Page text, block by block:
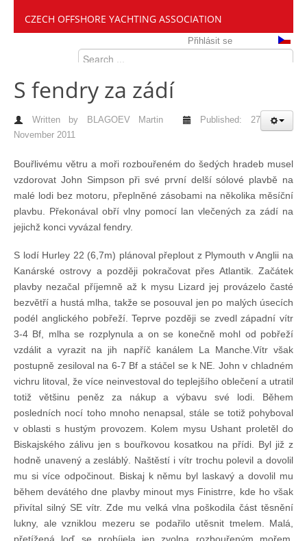
CZECH OFFSHORE YACHTING ASSOCIATION
Přihlásit se
S fendry za zádí
Written by BLAGOEV Martin
Published: 27
November 2011
Bouřlivému větru a moři rozbouřeném do šedých hradeb musel
vzdorovat John Simpson při své první delší sólové plavbě na
malé lodi bez motoru, přeplněné zásobami na několika měsíční
plavbu. Překonával obří vlny pomocí lan vlečených za zádí na
jejichž konci vyvázal fendry.
S lodí Hurley 22 (6,7m) plánoval přeplout z Plymouth v Anglii na
Kanárské ostrovy a později pokračovat přes Atlantik. Začátek
plavby nezačal příjemně až k mysu Lizard jej provázelo časté
bezvětří a hustá mlha, takže se posouval jen po malých úsecích
podél anglického pobřeží. Teprve později se zvedl západní vítr
3-4 Bf, mlha se rozplynula a on se konečně mohl od pobřeží
vzdálit a vyrazit na jih napříč kanálem La Manche.Vítr však
postupně zesiloval na 6-7 Bf a stáčel se k NE. John v chladném
vichru litoval, že více neinvestoval do teplejšího oblečení a utratil
totiž většinu peněz za nákup a výbavu své lodi. Během
posledních nocí toho mnoho nenapsal, stále se totiž pohyboval
v oblasti s hustým provozem. Kolem mysu Ushant proletěl do
Biskajského zálivu jen s bouřkovou kosatkou na přídi. Byl již z
hodně unavený a zesláblý. Naštěstí i vítr trochu polevil a dovolil
mu si více odpočinout. Biskaj k němu byl laskavý a dovolil mu
během devátého dne plavby minout mys Finistrre, kde ho však
přivítal silný SE vítr. Zde mu velká vlna poškodila část těsnění
lukny, ale vzniklou mezeru se podařilo utěsnit tmelem. Malá,